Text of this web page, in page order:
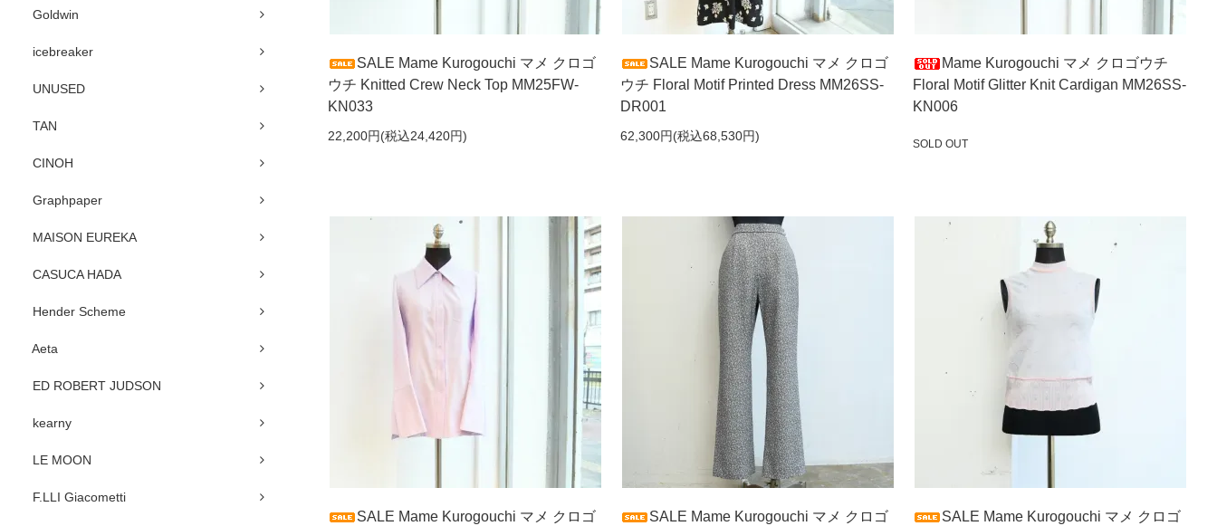
Goldwin
icebreaker
UNUSED
TAN
CINOH
Graphpaper
MAISON EUREKA
CASUCA HADA
Hender Scheme
Aeta
ED ROBERT JUDSON
kearny
LE MOON
F.LLI Giacometti
SALE Mame Kurogouchi マメ クロゴ
ウチ Knitted Crew Neck Top MM25FW-
KN033
22,200円(税込24,420円)
SALE Mame Kurogouchi マメ クロゴ
ウチ Floral Motif Printed Dress MM26SS-
DR001
62,300円(税込68,530円)
Mame Kurogouchi マメ クロゴウチ
Floral Motif Glitter Knit Cardigan MM26SS-
KN006
SOLD OUT
SALE Mame Kurogouchi マメ クロゴ
SALE Mame Kurogouchi マメ クロゴ
SALE Mame Kurogouchi マメ クロゴ